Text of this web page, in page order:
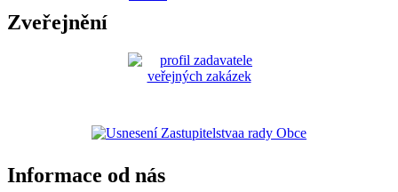
Zveřejnění
Informace od nás